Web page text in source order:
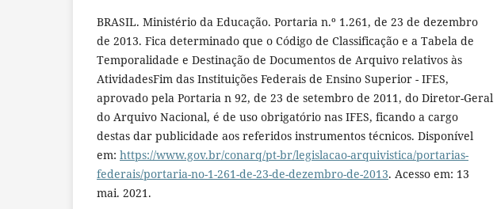
BRASIL. Ministério da Educação. Portaria n.º 1.261, de 23 de dezembro
de 2013. Fica determinado que o Código de Classificação e a Tabela de
Temporalidade e Destinação de Documentos de Arquivo relativos às
AtividadesFim das Instituições Federais de Ensino Superior - IFES,
aprovado pela Portaria n 92, de 23 de setembro de 2011, do Diretor-Geral
do Arquivo Nacional, é de uso obrigatório nas IFES, ficando a cargo
destas dar publicidade aos referidos instrumentos técnicos. Disponível
em: https://www.gov.br/conarq/pt-br/legislacao-arquivistica/portarias-
federais/portaria-no-1-261-de-23-de-dezembro-de-2013. Acesso em: 13
mai. 2021.